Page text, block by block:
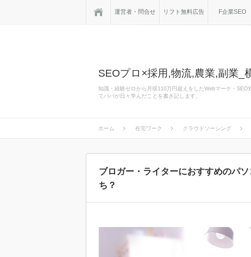
運営者・問合せ リフト無料広告 F企業SEO
SEOプロ×採用,物流,農業,副業_
知識・経験ゼロから月収110万円超えをしたWebマーケ・
てパパが日々学んだことを書き記します。
ホーム 在宅ワーク クラウドソーシング
ブロガー・ライターにおすすめのパ
ち？